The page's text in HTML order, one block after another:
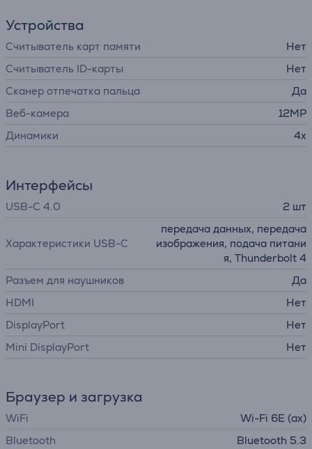
Устройства
Считыватель карт памяти
Нет
Считыватель ID-карты
Нет
Сканер отпечатка пальца
Да
Веб-камера
12MP
Динамики
4x
Интерфейсы
USB-C 4.0 2 шт
Характеристики USB-C
передача данных, передача
изображения, подача питани
я, Thunderbolt 4
Разъем для наушников
Да
HDMI
Нет
DisplayPort
Нет
Mini DisplayPort
Нет
Браузер и загрузка
WiFi
Wi-Fi 6E (ax)
Bluetooth
Bluetooth 5.3